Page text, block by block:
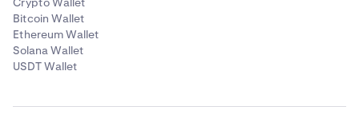
Bitcoin Wallet
Ethereum Wallet
Solana Wallet
USDT Wallet